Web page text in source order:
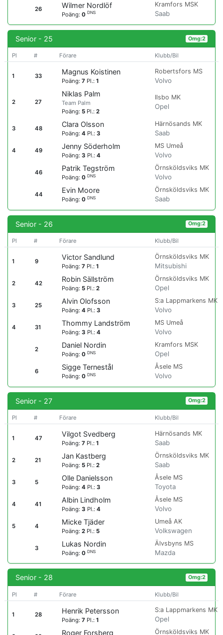
26 Wilmer Nordlöf
Poäng:0DNS
Kramfors MSK
Saab
Senior - 25 Omg:2
Pl # Förare Klubb/Bil
1 33 Magnus Koistinen
Poäng:7 Pl.:1
Robertsfors MS
Volvo
2 27
Niklas Palm
Team Palm
Poäng: 5 Pl.:2
Ilsbo MK
Opel
3 48 Clara Olsson
Poäng:4 Pl.:3
Härnösands MK
Saab
4 49 Jenny Söderholm
Poäng:3 Pl.:4
MS Umeå
Volvo
46 Patrik Tegström
Poäng:0DNS
Örnsköldsviks MK
Volvo
44 Evin Moore
Poäng:0DNS
Örnsköldsviks MK
Saab
Senior - 26 Omg:2
Pl # Förare Klubb/Bil
1 9 Victor Sandlund
Poäng:7 Pl.:1
Örnsköldsviks MK
Mitsubishi
2 42 Robin Sällström
Poäng: 5 Pl.:2
Örnsköldsviks MK
Opel
3 25 Alvin Olofsson
Poäng:4 Pl.:3
S:a Lappmarkens MK
Volvo
4 31 Thommy Landström
Poäng:3 Pl.:4
MS Umeå
Volvo
2 Daniel Nordin
Poäng:0DNS
Kramfors MSK
Opel
6 Sigge Ternestål
Poäng:0DNS
Åsele MS
Volvo
Senior - 27 Omg:2
Pl # Förare Klubb/Bil
1 47 Vilgot Svedberg
Poäng:7 Pl.:1
Härnösands MK
Saab
2 21 Jan Kastberg
Poäng: 5 Pl.:2
Örnsköldsviks MK
Saab
3 5 Olle Danielsson
Poäng:4 Pl.:3
Åsele MS
Toyota
4 41 Albin Lindholm
Poäng:3 Pl.:4
Åsele MS
Volvo
5 4 Micke Tjäder
Poäng:2 Pl.: 5
Umeå AK
Volkswagen
3 Lukas Nordin
Poäng:0DNS
Älvsbyns MS
Mazda
Senior - 28 Omg:2
Pl # Förare Klubb/Bil
1 28 Henrik Petersson
Poäng:7 Pl.:1
S:a Lappmarkens MK
Opel
Roger Forsberg Örnsköldsviks MK